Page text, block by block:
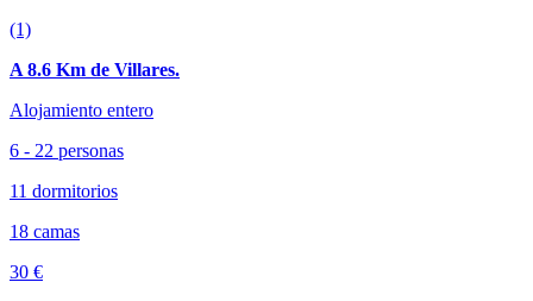
(1)
A 8.6 Km de Villares.
Alojamiento entero
6 - 22 personas
11 dormitorios
18 camas
30 €